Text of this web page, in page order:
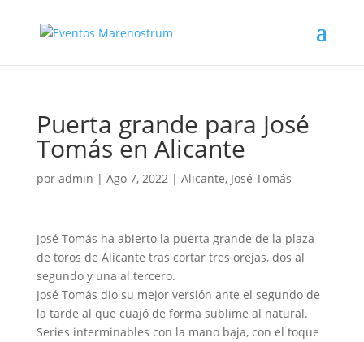
Puerta grande para José
Tomás en Alicante
por admin | Ago 7, 2022| Alicante, José Tomás
José Tomás ha abierto la puerta grande de la plaza
de toros de Alicante tras cortar tres orejas, dos al
segundo y una al tercero.
José Tomás dio su mejor versión ante el segundo de
la tarde al que cuajó de forma sublime al natural.
Series interminables con la mano baja, con el toque